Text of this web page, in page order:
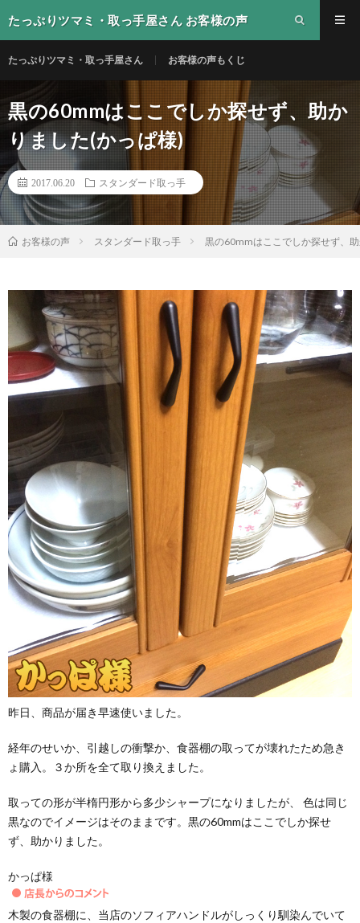
たっぷりツマミ・取っ手屋さん お客様の声
たっぷりツマミ・取っ手屋さん お客様の声もくじ
黒の60mmはここでしか探せず、助か
りました(かっぱ様)
2017.06.20 スタンダード取っ手
お客様の声 スタンダード取っ手 黒の60mmはここでしか探せず、
昨日、商品が届き早速使いました。
経年のせいか、引越しの衝撃か、食器棚の取ってが壊れたため急き
ょ購入。３か所を全て取り換えました。
取っての形が半楕円形から多少シャープになりましたが、 色は同じ
黒なのでイメージはそのままです。黒の60mmはここでしか探せ
ず、助かりました。
かっぱ様
木製の食器棚に、当店のソフィアハンドルがしっくり馴染んでいて